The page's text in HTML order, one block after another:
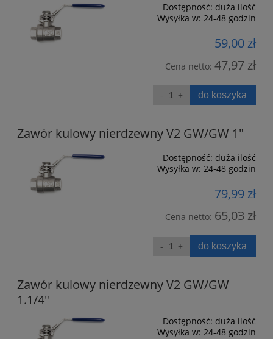
Dostępność: duża ilość
Wysyłka w: 24-48 godzin
59,00 zł
Cena netto: 47,97 zł
do koszyka
Zawór kulowy nierdzewny V2 GW/GW 1"
Dostępność: duża ilość
Wysyłka w: 24-48 godzin
79,99 zł
Cena netto: 65,03 zł
do koszyka
Zawór kulowy nierdzewny V2 GW/GW
1.1/4"
Dostępność: duża ilość
Wysyłka w: 24-48 godzin